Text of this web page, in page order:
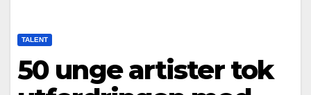
TALENT
50 unge artister tok